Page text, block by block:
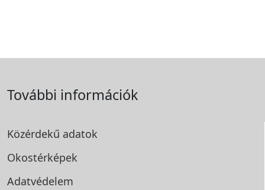
További információk
Közérdekű adatok
Okostérképek
Adatvédelem